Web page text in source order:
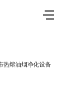
热熔油烟净化设备